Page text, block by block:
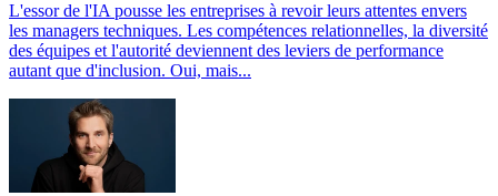
L'essor de l'IA pousse les entreprises à revoir leurs attentes envers
les managers techniques. Les compétences relationnelles, la diversité
des équipes et l'autorité deviennent des leviers de performance
autant que d'inclusion. Oui, mais...